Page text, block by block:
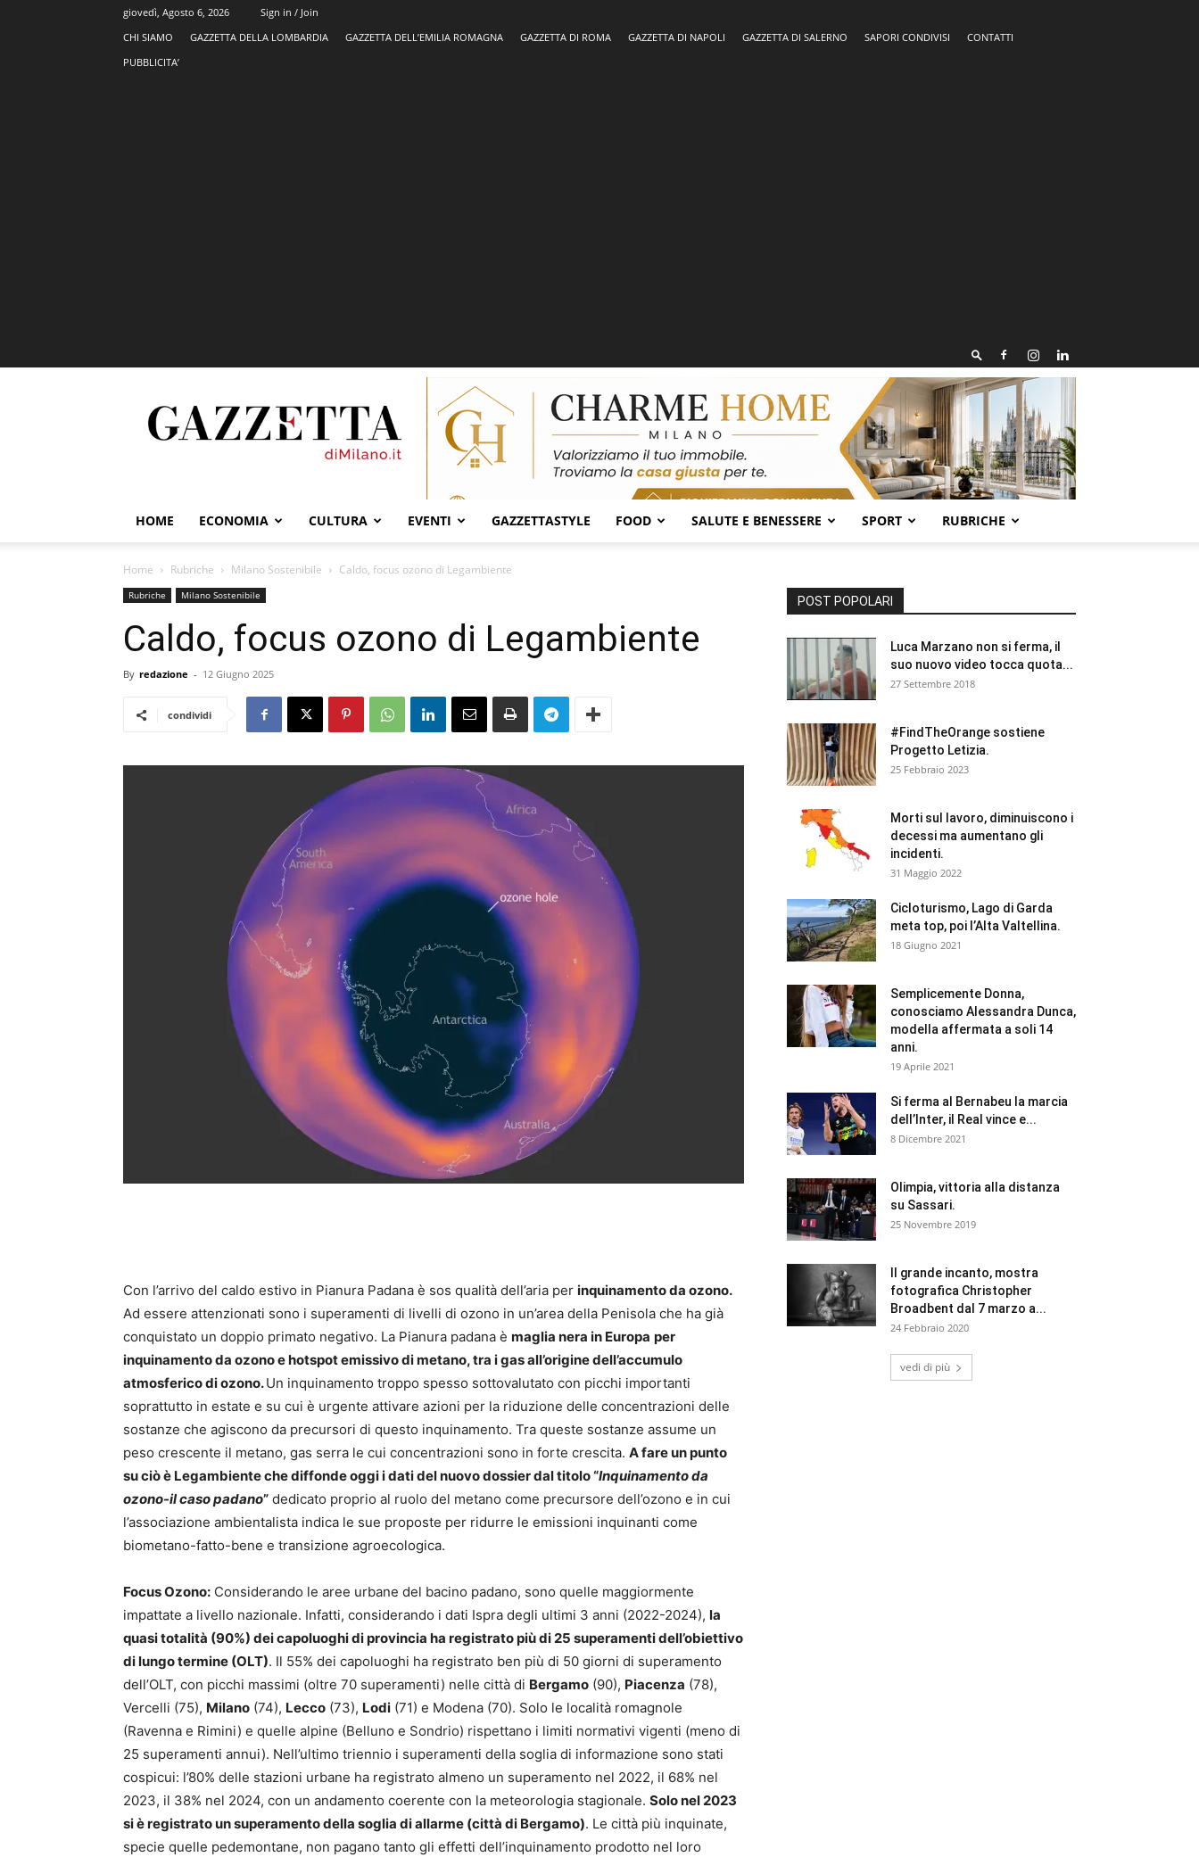
giovedì, Agosto 6, 2026
Sign in / Join
CHI SIAMO
GAZZETTA DELLA LOMBARDIA GAZZETTA DELL’EMILIA ROMAGNA GAZZETTA DI ROMA GAZZETTA DI NAPOLI GAZZETTA DI SALERNO SAPORI CONDIVISI
CONTATTI
PUBBLICITA’
HOME ECONOMIA CULTURA EVENTI GAZZETTASTYLE FOOD SALUTE E BENESSERE SPORT RUBRICHE
Home Rubriche Milano Sostenibile Caldo, focus ozono di Legambiente
Rubriche Milano Sostenibile
Caldo, focus ozono di Legambiente
By redazione - 12 Giugno 2025
condividi
Con l’arrivo del caldo estivo in Pianura Padana è sos qualità dell’aria per inquinamento da ozono.
Ad essere attenzionati sono i superamenti di livelli di ozono in un’area della Penisola che ha già
conquistato un doppio primato negativo. La Pianura padana è maglia nera in Europa per
inquinamento da ozono e hotspot emissivo di metano, tra i gas all’origine dell’accumulo
atmosferico di ozono.Un inquinamento troppo spesso sottovalutato con picchi importanti
soprattutto in estate e su cui è urgente attivare azioni per la riduzione delle concentrazioni delle
sostanze che agiscono da precursori di questo inquinamento. Tra queste sostanze assume un
peso crescente il metano, gas serra le cui concentrazioni sono in forte crescita. A fare un punto
su ciò è Legambiente che diffonde oggi i dati del nuovo dossier dal titolo “Inquinamento da
ozono-il caso padano” dedicato proprio al ruolo del metano come precursore dell’ozono e in cui
l’associazione ambientalista indica le sue proposte per ridurre le emissioni inquinanti come
biometano-fatto-bene e transizione agroecologica.
Focus Ozono: Considerando le aree urbane del bacino padano, sono quelle maggiormente
impattate a livello nazionale. Infatti, considerando i dati Ispra degli ultimi 3 anni (2022-2024), la
quasi totalità (90%) dei capoluoghi di provincia ha registrato più di 25 superamenti dell’obiettivo
di lungo termine (OLT). Il 55% dei capoluoghi ha registrato ben più di 50 giorni di superamento
dell’OLT, con picchi massimi (oltre 70 superamenti) nelle città di Bergamo (90), Piacenza (78),
Vercelli (75), Milano (74), Lecco (73), Lodi (71) e Modena (70). Solo le località romagnole
(Ravenna e Rimini) e quelle alpine (Belluno e Sondrio) rispettano i limiti normativi vigenti (meno di
25 superamenti annui). Nell’ultimo triennio i superamenti della soglia di informazione sono stati
cospicui: l’80% delle stazioni urbane ha registrato almeno un superamento nel 2022, il 68% nel
2023, il 38% nel 2024, con un andamento coerente con la meteorologia stagionale. Solo nel 2023
si è registrato un superamento della soglia di allarme (città di Bergamo). Le città più inquinate,
specie quelle pedemontane, non pagano tanto gli effetti dell’inquinamento prodotto nel loro
POST POPOLARI
Luca Marzano non si ferma, il
suo nuovo video tocca quota...
27 Settembre 2018
#FindTheOrange sostiene
Progetto Letizia.
25 Febbraio 2023
Morti sul lavoro, diminuiscono i
decessi ma aumentano gli
incidenti.
31 Maggio 2022
Cicloturismo, Lago di Garda
meta top, poi l’Alta Valtellina.
18 Giugno 2021
Semplicemente Donna,
conosciamo Alessandra Dunca,
modella affermata a soli 14
anni.
19 Aprile 2021
Si ferma al Bernabeu la marcia
dell’Inter, il Real vince e...
8 Dicembre 2021
Olimpia, vittoria alla distanza
su Sassari.
25 Novembre 2019
Il grande incanto, mostra
fotografica Christopher
Broadbent dal 7 marzo a...
24 Febbraio 2020
vedi di più